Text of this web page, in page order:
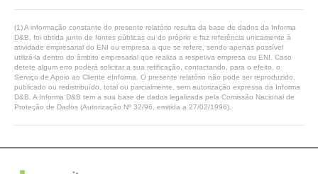
(1) A informação constante do presente relatório resulta da base de dados da Informa
D&B, foi obtida junto de fontes públicas ou do próprio e faz referência unicamente à
atividade empresarial do ENI ou empresa a que se refere, sendo apenas possível
utilizá-la dentro do âmbito empresarial que realiza a respetiva empresa ou ENI. Caso
detete algum erro poderá solicitar a sua retificação, contactando, para o efeito, o
Serviço de Apoio ao Cliente eInforma. O presente relatório não pode ser reproduzido,
publicado ou redistribuído, total ou parcialmente, sem autorização expressa da Informa
D&B. A Informa D&B tem a sua base de dados legalizada pela Comissão Nacional de
Proteção de Dados (Autorização Nº 32/96, emitida a 27/02/1996).